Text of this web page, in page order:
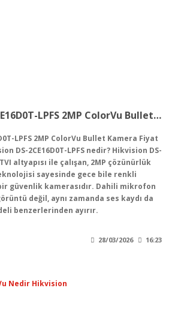
Hikvision DS-2CE16D0T-LPFS 2MP ColorVu Bullet Kamera Fiyat ve Özellikleri
LPFS 2MP ColorVu Bullet Kamera Fiyat
DS-2CE16D0T-LPFS nedir? Hikvision DS-
TVI altyapısı ile çalışan, 2MP çözünürlük
sayesinde gece bile renkli
güvenlik kamerasıdır. Dahili mikrofon
değil, aynı zamanda ses kaydı da
benzerlerinden ayırır.
28/03/2026 16:23